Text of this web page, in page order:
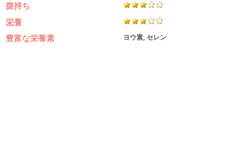
腹持ち
栄養
豊富な栄養素
ヨウ素, セレン